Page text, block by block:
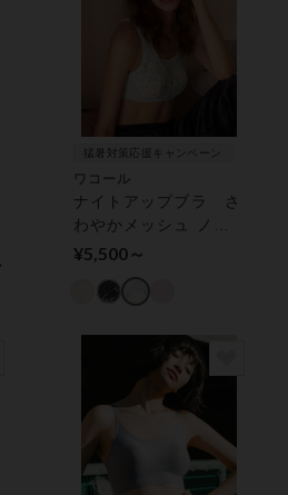
猛暑対策応援キャンペーン
ワコール
ナイトアップブラ さ
わやかメッシュ ノン
ワイヤーブラ
¥5,500～